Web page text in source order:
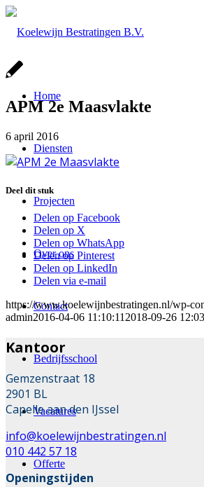
Home
Diensten
Projecten
Over ons
Contact
Bedrijfsschool
Vacatures
Offerte
APM 2e Maasvlakte
6 april 2016
Deel dit stuk
Delen op Facebook
Delen op X
Delen op WhatsApp
Delen op Pinterest
Delen op LinkedIn
Delen via e-mail
https://www.koelewijnbestratingen.nl/wp-
admin2016-04-06 11:10:11 2018-09-26
Kantoor
Gemzenstraat 18
2901 BL
Capelle aan den IJssel
info@koelewijnbestratingen.nl
010 442 57 18
Openingstijden